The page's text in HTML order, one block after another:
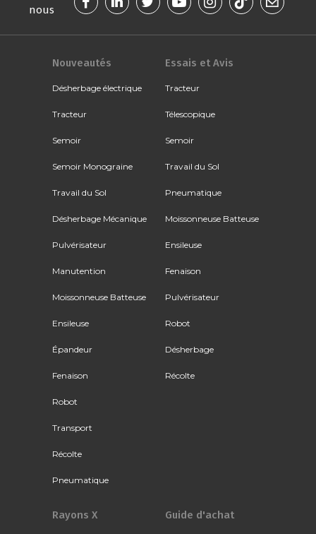
nous
Nouveautés
Désherbage électrique
Tracteur
Semoir
Semoir Monograine
Travail du Sol
Désherbage Mécanique
Pulvérisateur
Manutention
Moissonneuse Batteuse
Ensileuse
Épandeur
Fenaison
Robot
Transport
Récolte
Pneumatique
Essais et Avis
Tracteur
Télescopique
Semoir
Travail du Sol
Pneumatique
Moissonneuse Batteuse
Ensileuse
Fenaison
Pulvérisateur
Robot
Désherbage
Récolte
Rayons X Guide d'achat